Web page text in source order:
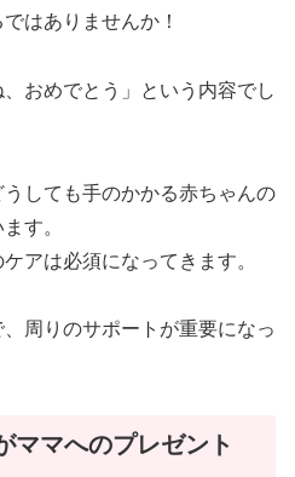
はありませんか！
、おめでとう」という内容でし
しても手のかかる赤ちゃんの
す。
アは必須になってきます。
周りのサポートが重要になっ
ママへのプレゼント